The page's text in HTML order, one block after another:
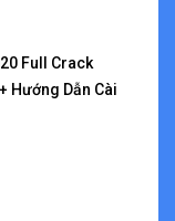
Full Crack
Hướng Dẫn Cài